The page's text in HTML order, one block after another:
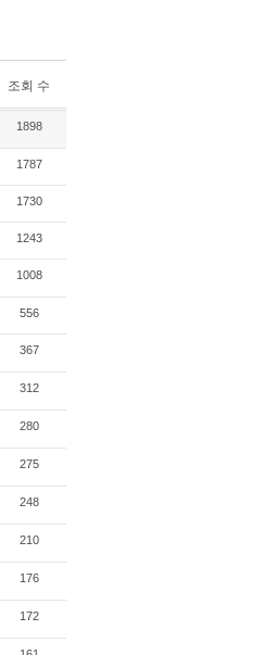
조회 수
1898
1787
1730
1243
1008
556
367
312
280
275
248
210
176
172